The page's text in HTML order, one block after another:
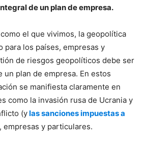
de un plan de empresa.
el que vivimos, la geopolítica
para los países, empresas y
de riesgos geopolíticos debe ser
un plan de empresa. En estos
se manifiesta claramente en
como la invasión rusa de Ucrania y
(ylas sanciones impuestas a
empresas y particulares.